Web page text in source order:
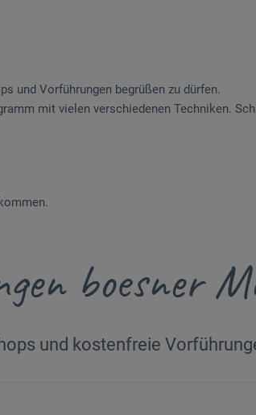
und Vorführungen begrüßen zu dürfen.
mit vielen verschiedenen Techniken.
boesner
und kostenfreie